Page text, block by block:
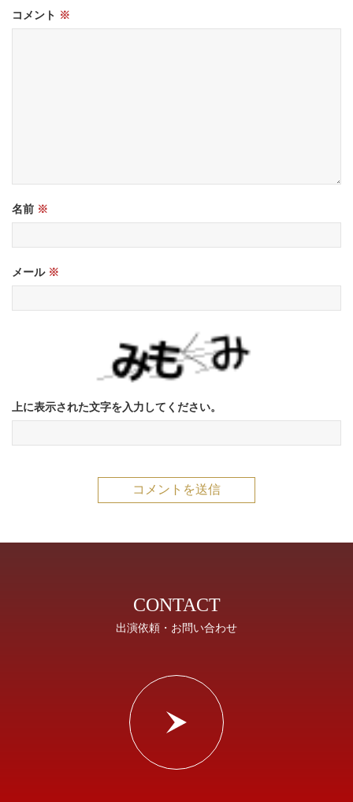
コメント ※
名前 ※
メール ※
上に表示された文字を入力してください。
CONTACT
出演依頼・お問い合わせ